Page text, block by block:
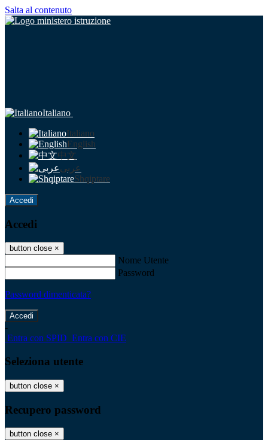
Salta al contenuto
Italiano
Italiano
English
中文
عربى
Shqiptare
Accedi
Accedi
button close ×
Nome Utente
Password
Password dimenticata?
-
Entra con SPID Entra con CIE
Seleziona utente
button close ×
Recupero password
button close ×